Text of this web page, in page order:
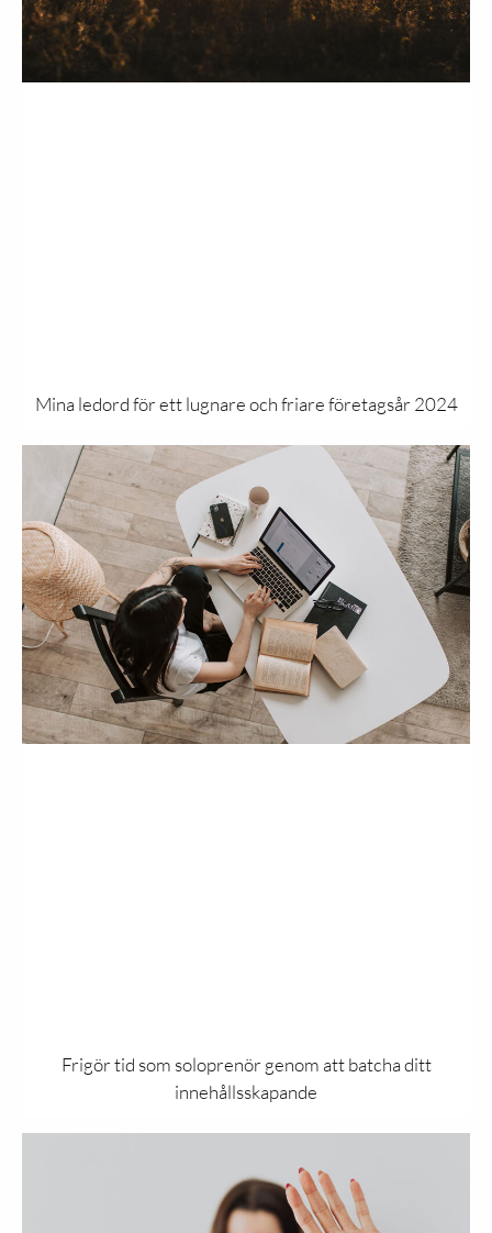
Mina ledord för ett lugnare och friare företagsår 2024
Frigör tid som soloprenör genom att batcha ditt
innehållsskapande